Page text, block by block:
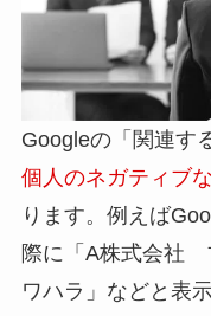
Googleの「関連す
個人のネガティブ
ります。例えば
際に「A株式会社
ワハラ」などと表